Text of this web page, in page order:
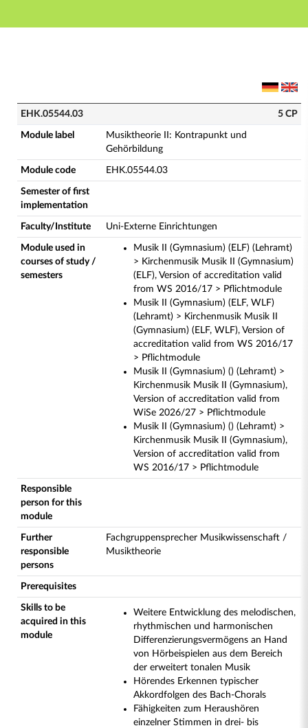
Main navigation
EHK.05544.03 - Musiktheorie II: Kontrapunkt und
EHK.05544.03 5 CP
Module label
Musiktheorie II: Kontrapunkt und
Gehörbildung
Module code EHK.05544.03
Semester of first
implementation
Faculty/Institute Uni-Externe Einrichtungen
Module used in
courses of study /
semesters
Musik II (Gymnasium) (ELF) (Lehramt)
> Kirchenmusik Musik II (Gymnasium)
(ELF), Version of accreditation valid
from WS 2016/17 > Pflichtmodule
Musik II (Gymnasium) (ELF, WLF)
(Lehramt) > Kirchenmusik Musik II
(Gymnasium) (ELF, WLF), Version of
accreditation valid from WS 2016/17
> Pflichtmodule
Musik II (Gymnasium) () (Lehramt) >
Kirchenmusik Musik II (Gymnasium),
Version of accreditation valid from
WiSe 2026/27 > Pflichtmodule
Musik II (Gymnasium) () (Lehramt) >
Kirchenmusik Musik II (Gymnasium),
Version of accreditation valid from
WS 2016/17 > Pflichtmodule
Responsible
person for this
module
Further
responsible
persons
Fachgruppensprecher Musikwissenschaft /
Musiktheorie
Prerequisites
Skills to be
acquired in this
module
Weitere Entwicklung des melodischen,
rhythmischen und harmonischen
Differenzierungsvermögens an Hand
von Hörbeispielen aus dem Bereich
der erweitert tonalen Musik
Hörendes Erkennen typischer
Akkordfolgen des Bach-Chorals
Fähigkeiten zum Heraushören
einzelner Stimmen in drei- bis